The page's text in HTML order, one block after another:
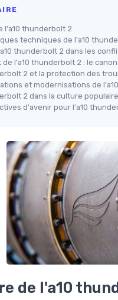
l'a10 thunderbolt 2
techniques de l'a10
thunderbolt 2 dans les
de l'a10 thunderbolt 2 : le
2 et la protection des
et modernisations de
2 dans la culture populaire
d'avenir pour l'a10
de l'a10